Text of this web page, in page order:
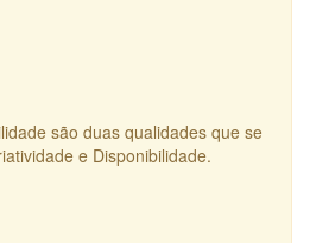
são duas qualidades que se
e Disponibilidade.